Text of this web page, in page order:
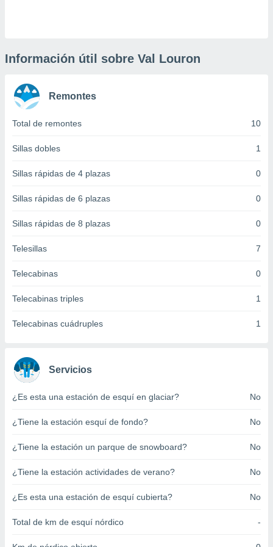
únicos
similares
como
de
en
a lo que
su
en
en
de
o acceder
perfiles
Información útil sobre Val Louron
Remontes
Total de remontes 10
Sillas dobles 1
Sillas rápidas de 4 plazas 0
Sillas rápidas de 6 plazas 0
Sillas rápidas de 8 plazas 0
Telesillas 7
Telecabinas 0
Telecabinas triples 1
Telecabinas cuádruples 1
Servicios
¿Es esta una estación de esquí en glaciar? No
¿Tiene la estación esquí de fondo? No
¿Tiene la estación un parque de snowboard? No
¿Tiene la estación actividades de verano? No
¿Es esta una estación de esquí cubierta? No
Total de km de esquí nórdico -